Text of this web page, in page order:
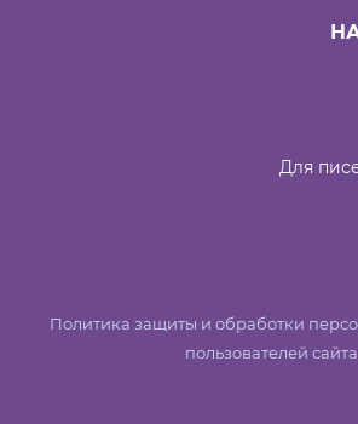
Для
Политика защиты и обработки
пользователей сайта